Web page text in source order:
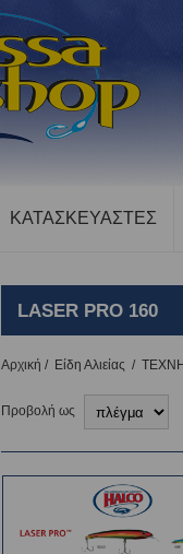
ΚΑΤΑΣΚΕΥΑΣΤΕΣ
LASER PRO 160
Αρχική / Είδη Αλιείας /
Προβολή ως